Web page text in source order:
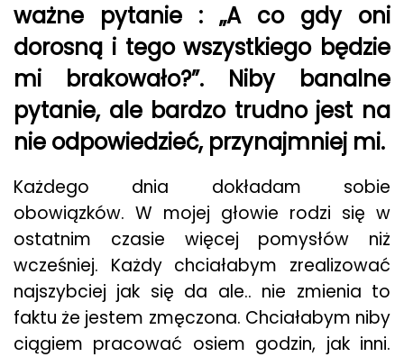
ważne pytanie : „A co gdy oni
dorosną i tego wszystkiego będzie
mi brakowało?”. Niby banalne
pytanie, ale bardzo trudno jest na
nie odpowiedzieć, przynajmniej mi.
Każdego dnia dokładam sobie
obowiązków. W mojej głowie rodzi się w
ostatnim czasie więcej pomysłów niż
wcześniej. Każdy chciałabym zrealizować
najszybciej jak się da ale.. nie zmienia to
faktu że jestem zmęczona. Chciałabym niby
ciągiem pracować osiem godzin, jak inni.